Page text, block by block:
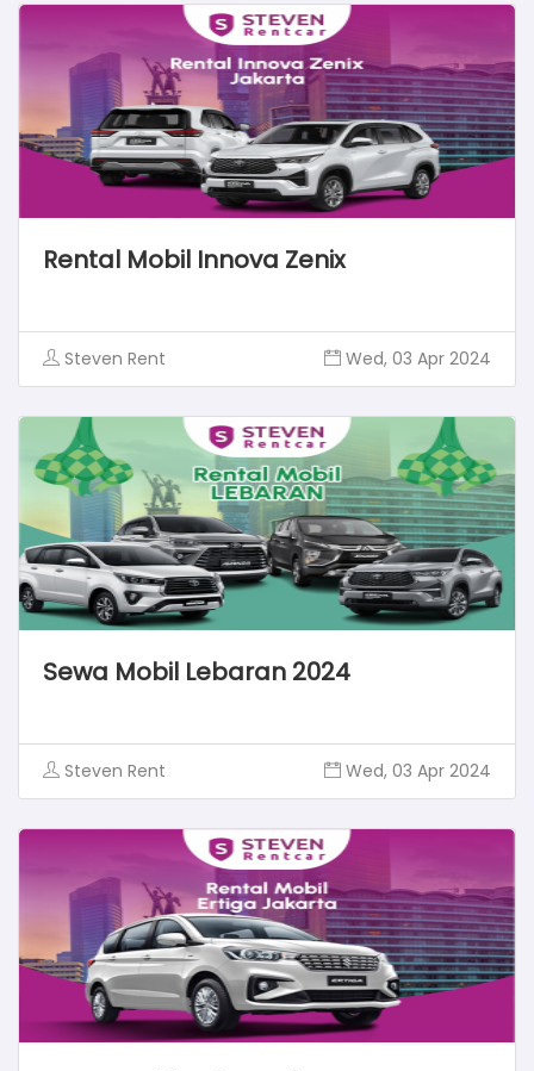
Rental Mobil Innova Zenix
Steven Rent Wed, 03 Apr 2024
Sewa Mobil Lebaran 2024
Steven Rent Wed, 03 Apr 2024